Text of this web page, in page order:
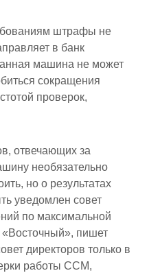
штрафы не
в банк
машина не может
сокращения
проверок,
отвечающих за
необязательно
но о результатах
уведомлен совет
по максимальной
«Восточный», пишет
директоров только в
работы ССМ,